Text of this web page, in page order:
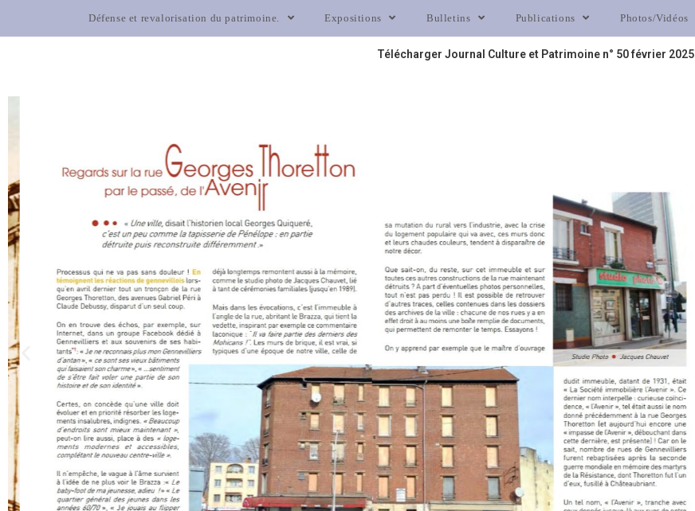
Défense et revalorisation du patrimoine. Expositions Bulletins Publications Photos/Vidéos
Télécharger Journal Culture et Patrimoine n° 50 février 2025